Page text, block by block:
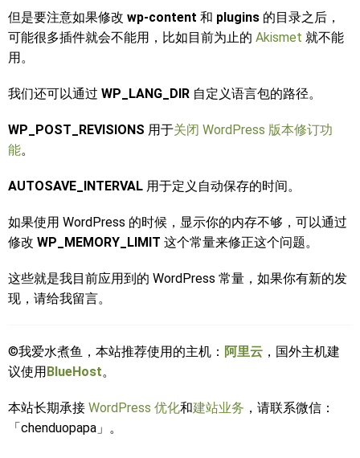
但是要注意如果修改 wp-content 和 plugins 的目录之后，
可能很多插件就会不能用，比如目前为止的 Akismet 就不能
用。
我们还可以通过 WP_LANG_DIR 自定义语言包的路径。
WP_POST_REVISIONS 用于关闭 WordPress 版本修订功
能。
AUTOSAVE_INTERVAL 用于定义自动保存的时间。
如果使用 WordPress 的时候，显示你的内存不够，可以通过
修改 WP_MEMORY_LIMIT 这个常量来修正这个问题。
这些就是我目前应用到的 WordPress 常量，如果你有新的发
现，请给我留言。
©我爱水煮鱼，本站推荐使用的主机： 阿里云 ，国外主机建
议使用BlueHost。
本站长期承接 WordPress 优化和建站业务 ，请联系微信：
「chenduopapa」。